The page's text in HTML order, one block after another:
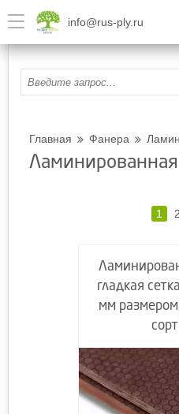
info@rus-ply.ru
Главная Фанера
1 2
гладкая
мм